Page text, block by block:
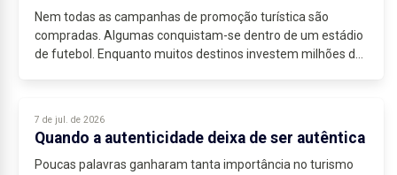
Nem todas as campanhas de promoção turística são
compradas. Algumas conquistam-se dentro de um estádio
de futebol. Enquanto muitos destinos investem milhões de
7 de jul. de 2026
Quando a autenticidade deixa de ser autêntica
Poucas palavras ganharam tanta importância no turismo